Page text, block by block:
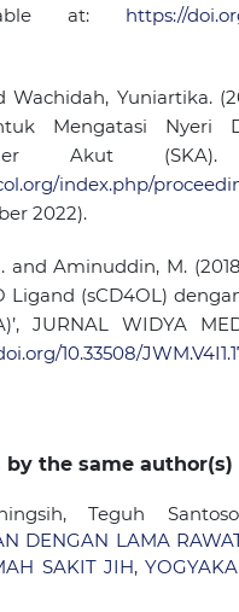
at: https://
Wachidah, Yuniartika.
Mengatasi Nyeri
Akut
index.php/
2022).
and Aminuddin, M.
Ligand (sCD4OL)
JURNAL WIDYA
10.33508/
by the same author(s)
Teguh
DENGAN LAMA
SAKIT JIH,